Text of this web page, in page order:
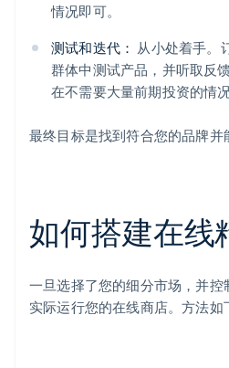
情况即可。
测试和迭代： 从小处着手。
群体中测试产品，并听取反
在不需要大量前期投资的情
最终目标是找到符合您的品牌并
如何搭建在线
一旦选择了您的细分市场，并
实际运行您的在线商店。方法如